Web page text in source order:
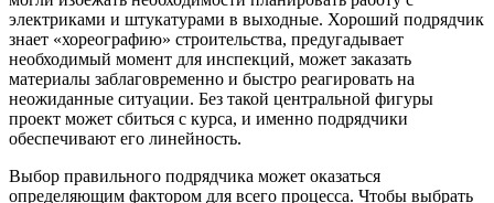
электриками и штукатурами в выходные. Хороший подрядчик
знает «хореографию» строительства, предугадывает
необходимый момент для инспекций, может заказать
материалы заблаговременно и быстро реагировать на
неожиданные ситуации. Без такой центральной фигуры
проект может сбиться с курса, и именно подрядчики
обеспечивают его линейность.
Выбор правильного подрядчика может оказаться
определяющим фактором для всего процесса. Чтобы выбрать